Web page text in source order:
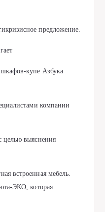
предложение.
купе Азбука
компании
целью выяснения
встроенная мебель.
ЭКО, которая